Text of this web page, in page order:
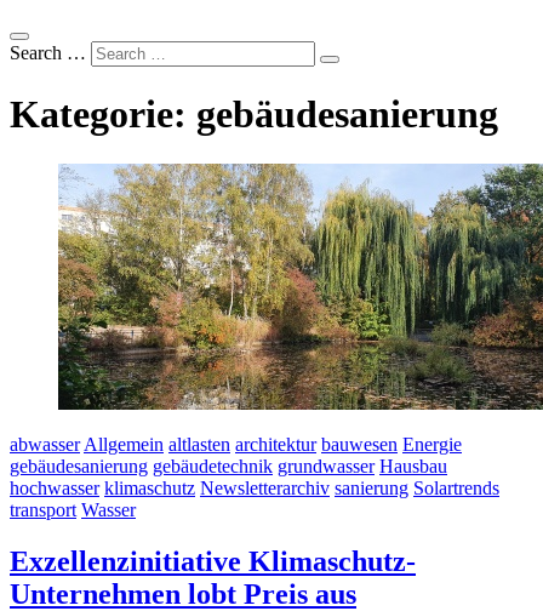
Search …
Kategorie: gebäudesanierung
abwasser Allgemein altlasten architektur bauwesen Energie
gebäudesanierung gebäudetechnik grundwasser Hausbau
hochwasser klimaschutz Newsletterarchiv sanierung Solartrends
transport Wasser
Exzellenzinitiative Klimaschutz-
Unternehmen lobt Preis aus